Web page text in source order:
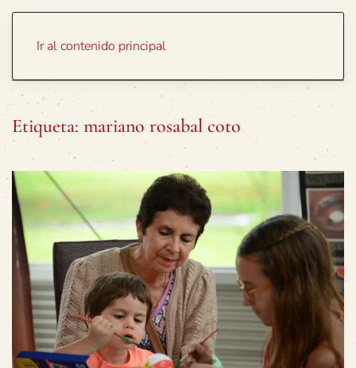
Ir al contenido principal
Etiqueta: mariano rosabal coto